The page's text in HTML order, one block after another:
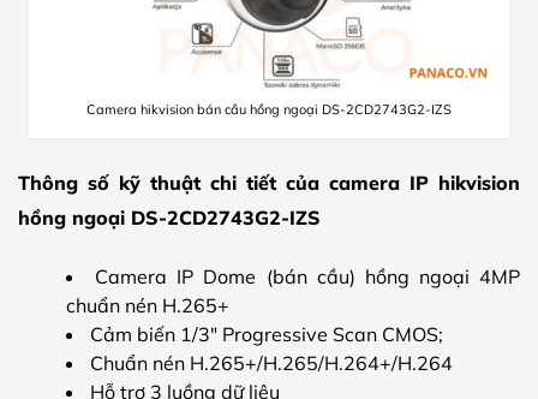
Camera hikvision bán cầu hồng ngoại DS-2CD2743G2-IZS
Thông số kỹ thuật chi tiết của camera IP hikvision
hồng ngoại DS-2CD2743G2-IZS
Camera IP Dome (bán cầu) hồng ngoại 4MP
chuẩn nén H.265+
Cảm biến 1/3″ Progressive Scan CMOS;
Chuẩn nén H.265+/H.265/H.264+/H.264
Hỗ trợ 3 luồng dữ liệu